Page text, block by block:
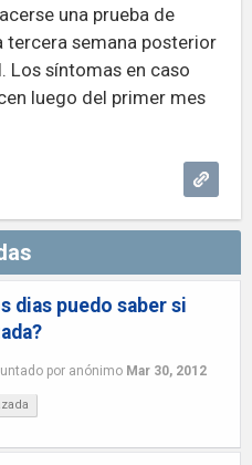
una prueba de
tercera semana posterior
Los síntomas en caso
luego del primer mes
dias puedo saber si
por anónimo Mar 30, 2012